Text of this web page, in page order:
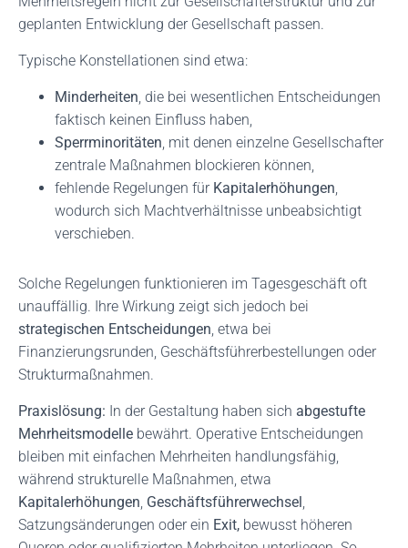
geplanten Entwicklung der Gesellschaft passen.
Typische Konstellationen sind etwa:
Minderheiten, die bei wesentlichen Entscheidungen
faktisch keinen Einfluss haben,
Sperrminoritäten, mit denen einzelne Gesellschafter
zentrale Maßnahmen blockieren können,
fehlende Regelungen für Kapitalerhöhungen,
wodurch sich Machtverhältnisse unbeabsichtigt
verschieben.
Solche Regelungen funktionieren im Tagesgeschäft oft
unauffällig. Ihre Wirkung zeigt sich jedoch bei
strategischen Entscheidungen, etwa bei
Finanzierungsrunden, Geschäftsführerbestellungen oder
Strukturmaßnahmen.
Praxislösung: In der Gestaltung haben sich abgestufte
Mehrheitsmodelle bewährt. Operative Entscheidungen
bleiben mit einfachen Mehrheiten handlungsfähig,
während strukturelle Maßnahmen, etwa
Kapitalerhöhungen, Geschäftsführerwechsel,
Satzungsänderungen oder ein Exit, bewusst höheren